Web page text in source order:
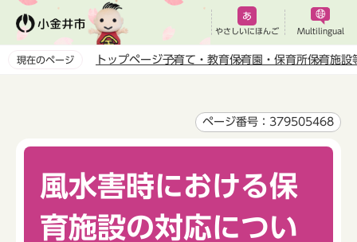
ペ
やさしいにほんご Multilingual
現在のページ トップページ子育て・教育保育園・保育所保育施設
ページ番号：379505468
風水害時における保
育施設の対応につい